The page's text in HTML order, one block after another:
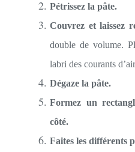
Pétrissez la pâte.
Couvrez et laissez
double de volume.
labri des courants
Dégaze la pâte.
Formez un
côté.
Faites les différents